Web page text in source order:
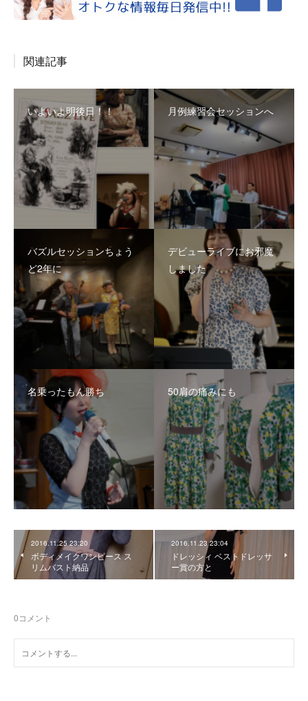
関連記事
いよいよ明後日！！ 月例練習会セッションへ
バズルセッションちょう
ど2年に
デビューライブにお邪魔
しました
名乗ったもん勝ち 50肩の痛みにも
2016.11.25 23:20
ボディメイクワンピース ス
リムバスト納品
2016.11.23 23:04
ドレッシィ ベストドレッサ
ー賞の方と
0コメント